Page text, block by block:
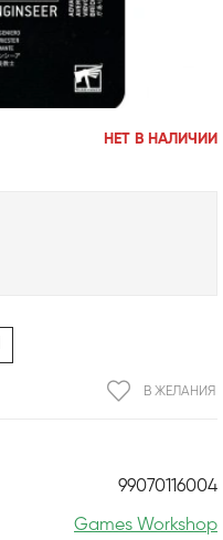
НЕТ В НАЛИЧИИ
99070116004
Games Workshop
В ЖЕЛАНИЯ